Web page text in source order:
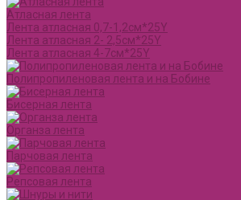
Атласная лента
Лента атласная 0,7-1,2см*25Y
Лента атласная 2- 2,5см*25Y
Лента атласная 4-7см*25Y
Полипропиленовая лента и на Бобине
Бисерная лента
Органза лента
Парчовая лента
Репсовая лента